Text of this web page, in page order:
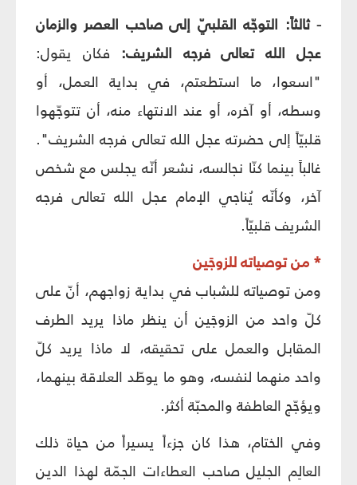
- ثالثاً: التوجّه القلبيّ إلى صاحب العصر والزمان
عجل الله تعالى فرجه الشريف: فكان يقول:
"اسعوا، ما استطعتم، في بداية العمل، أو
وسطه، أو آخره، أو عند الانتهاء منه، أن تتوجّهوا
قلبيّاً إلى حضرته عجل الله تعالى فرجه الشريف".
غالباً بينما كنّا نجالسه، نشعر أنّه يجلس مع شخص
آخر، وكأنّه يُناجي الإمام عجل الله تعالى فرجه
الشريف قلبيّاً.
* من توصياته للزوجَين
ومن توصياته للشباب في بداية زواجهم، أنّ على
كلّ واحد من الزوجَين أن ينظر ماذا يريد الطرف
المقابل والعمل على تحقيقه، لا ماذا يريد كلّ
واحد منهما لنفسه، وهو ما يوطّد العلاقة بينهما،
ويؤجّج العاطفة والمحبّة أكثر.
وفي الختام، هذا كان جزءاً يسيراً من حياة ذلك
العالِم الجليل صاحب العطاءات الجمّة لهذا الدين